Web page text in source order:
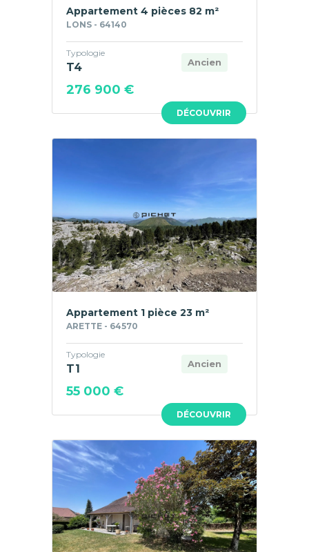
DÉCOUVRIR
Appartement 4 pièces 82 m²
LONS - 64140
Ancien
Typologie
T4
276 900 €
DÉCOUVRIR
Appartement 1 pièce 23 m²
ARETTE - 64570
Ancien
Typologie
T1
55 000 €